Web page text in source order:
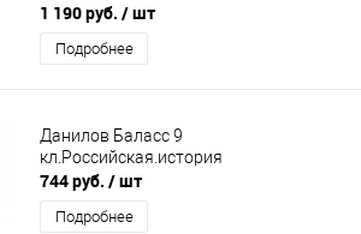
1 190 руб. / шт
Подробнее
Данилов Баласс 9
кл.Российская.история
744 руб. / шт
Подробнее